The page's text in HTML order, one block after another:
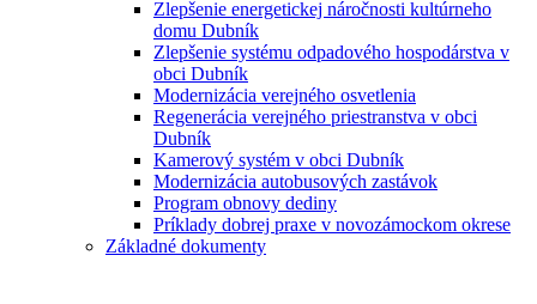
Zlepšenie energetickej náročnosti kultúrneho
domu Dubník
Zlepšenie systému odpadového hospodárstva v
obci Dubník
Modernizácia verejného osvetlenia
Regenerácia verejného priestranstva v obci
Dubník
Kamerový systém v obci Dubník
Modernizácia autobusových zastávok
Program obnovy dediny
Príklady dobrej praxe v novozámockom okrese
Základné dokumenty